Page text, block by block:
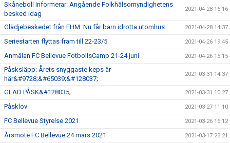
Skåneboll informerar: Angående Folkhälsomyndighetens
besked idag
2021-04-28 16:16
Glädjebeskedet från FHM: Nu får barn idrotta utomhus 2021-04-28 14:37
Seriestarten flyttas fram till 22-23/5 2021-04-26 19:45
Anmälan FC Bellevue FotbollsCamp 21-24 juni 2021-04-26 15:15
Påsksläpp: Årets snyggaste keps är
här&#9728;&#65039;&#128037;
2021-03-31 14:37
GLAD PÅSK&#128035; 2021-03-31 10:27
Påsklov 2021-03-27 11:10
FC Bellevue Styrelse 2021 2021-03-26 16:12
Årsmöte FC Bellevue 24 mars 2021 2021-03-17 23:21